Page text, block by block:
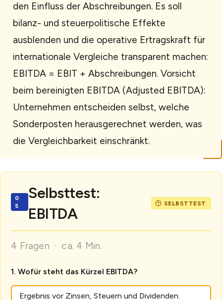
den Einfluss der Abschreibungen. Es soll
bilanz- und steuerpolitische Effekte
ausblenden und die operative Ertragskraft für
internationale Vergleiche transparent machen:
EBITDA = EBIT + Abschreibungen. Vorsicht
beim bereinigten EBITDA (Adjusted EBITDA):
Unternehmen entscheiden selbst, welche
Sonderposten herausgerechnet werden, was
die Vergleichbarkeit einschränkt.
Selbsttest:
EBITDA
4 Fragen · ca. 4 Min.
Wofür steht das Kürzel EBITDA?
Ergebnis vor Zinsen, Steuern und Dividenden.